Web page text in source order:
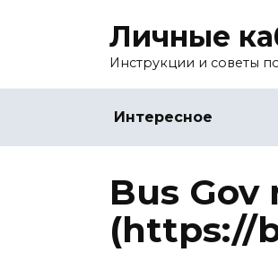
Личные
Инструкции и советы
Интересное
Bus
(https://